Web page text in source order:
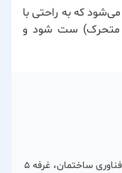
مدل ۴۲۴۴ باعث می‌شود که به راحتی با
یا متحرک) ست شود و
اصفهان, اصفهان, سه راه حکیم نظامی، شهر فناوری ساختمان، غرفه 5